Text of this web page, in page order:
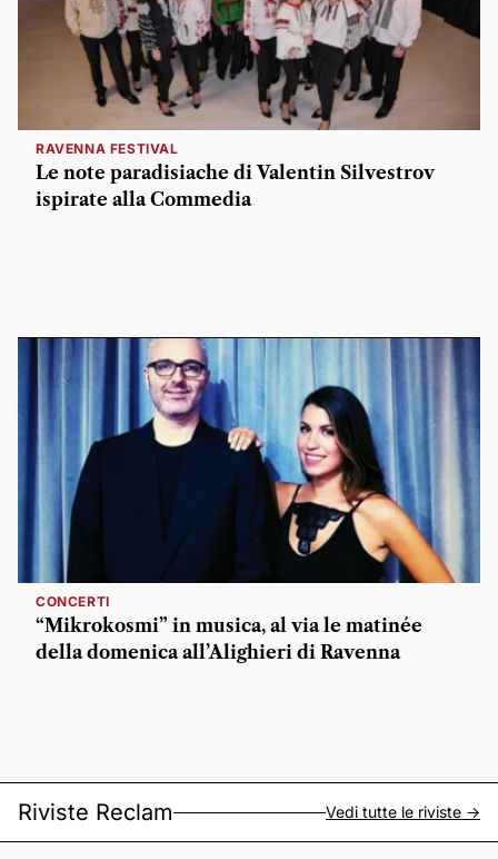
RAVENNA FESTIVAL
Le note paradisiache di Valentin Silvestrov
ispirate alla Commedia
CONCERTI
“Mikrokosmi” in musica, al via le matinée
della domenica all’Alighieri di Ravenna
Riviste Reclam Vedi tutte le riviste ->